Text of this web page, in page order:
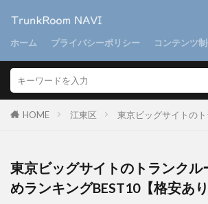
ホーム プライバシーポリシー コンテンツ
HOME 江東区 東京ビッグサイトの
東京ビッグサイトのトランク
めランキングBEST10【格安あり